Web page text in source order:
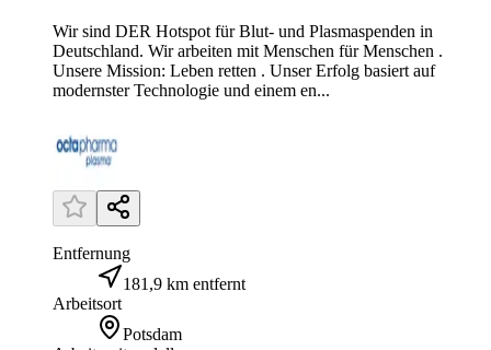
Wir sind DER Hotspot für Blut- und Plasmaspenden in
Deutschland. Wir arbeiten mit Menschen für Menschen .
Unsere Mission: Leben retten . Unser Erfolg basiert auf
modernster Technologie und einem en...
Entfernung
181,9 km entfernt
Arbeitsort
Potsdam